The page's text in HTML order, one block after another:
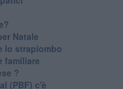
Natale
lo strapiombo
familiare
?
(PBF) c'è